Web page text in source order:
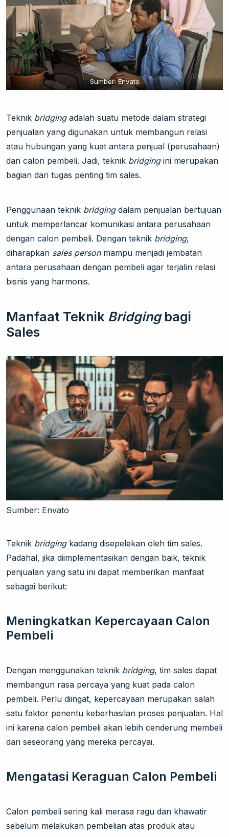
Sumber: Envato
Teknik bridgingadalah suatu metode dalam strategi
penjualan yang digunakan untuk membangun relasi
atau hubungan yang kuat antara penjual (perusahaan)
dan calon pembeli. Jadi, teknik bridgingini merupakan
bagian dari tugas penting tim sales.
Penggunaan teknik bridgingdalam penjualan bertujuan
untuk memperlancar komunikasi antara perusahaan
dengan calon pembeli. Dengan teknik bridging,
diharapkan sales personmampu menjadi jembatan
antara perusahaan dengan pembeli agar terjalin relasi
bisnis yang harmonis.
Manfaat Teknik Bridgingbagi
Sales
Sumber: Envato
Teknik bridgingkadang disepelekan oleh tim sales.
Padahal, jika diimplementasikan dengan baik, teknik
penjualan yang satu ini dapat memberikan manfaat
sebagai berikut:
Meningkatkan Kepercayaan Calon
Pembeli
Dengan menggunakan teknik bridging, tim sales dapat
membangun rasa percaya yang kuat pada calon
pembeli. Perlu diingat, kepercayaan merupakan salah
satu faktor penentu keberhasilan proses penjualan. Hal
ini karena calon pembeli akan lebih cenderung membeli
dari seseorang yang mereka percayai.
Mengatasi Keraguan Calon Pembeli
Calon pembeli sering kali merasa ragu dan khawatir
sebelum melakukan pembelian atas produk atau